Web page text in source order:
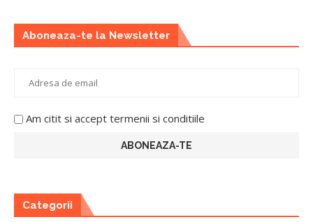
Aboneaza-te la Newsletter
Am citit si accept termenii si conditiile
Categorii